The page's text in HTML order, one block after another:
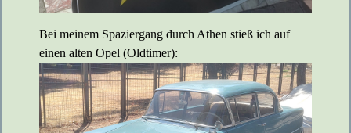
Bei meinem Spaziergang durch Athen stieß ich auf
einen alten Opel (Oldtimer):